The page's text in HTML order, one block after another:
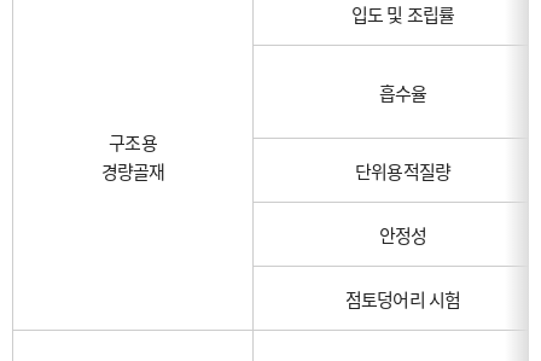
구조용
경량골재
입도 및 조립률
흡수율
단위용적질량
안정성
점토덩어리 시험